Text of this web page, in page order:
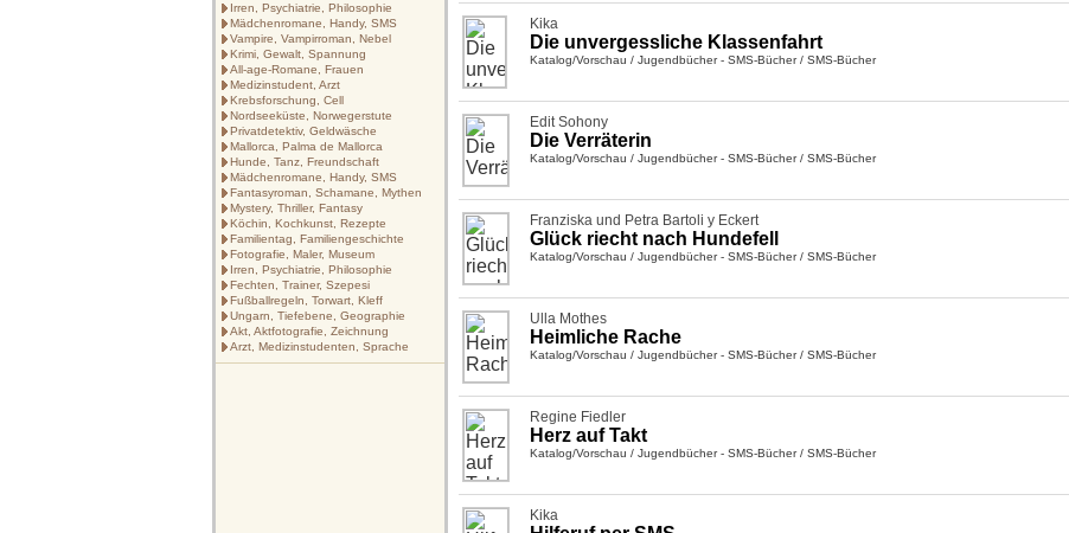
Irren, Psychiatrie, Philosophie
Mädchenromane, Handy, SMS
Vampire, Vampirroman, Nebel
Krimi, Gewalt, Spannung
All-age-Romane, Frauen
Medizinstudent, Arzt
Krebsforschung, Cell
Nordseeküste, Norwegerstute
Privatdetektiv, Geldwäsche
Mallorca, Palma de Mallorca
Hunde, Tanz, Freundschaft
Mädchenromane, Handy, SMS
Fantasyroman, Schamane, Mythen
Mystery, Thriller, Fantasy
Köchin, Kochkunst, Rezepte
Familientag, Familiengeschichte
Fotografie, Maler, Museum
Irren, Psychiatrie, Philosophie
Fechten, Trainer, Szepesi
Fußballregeln, Torwart, Kleff
Ungarn, Tiefebene, Geographie
Akt, Aktfotografie, Zeichnung
Arzt, Medizinstudenten, Sprache
Kika
Die unvergessliche Klassenfahrt
Katalog/Vorschau / Jugendbücher - SMS-Bücher/ SMS-Bücher
Edit Sohony
Die Verräterin
Katalog/Vorschau / Jugendbücher - SMS-Bücher/ SMS-Bücher
Franziska und Petra Bartoli y Eckert
Glück riecht nach Hundefell
Katalog/Vorschau / Jugendbücher - SMS-Bücher/ SMS-Bücher
Ulla Mothes
Heimliche Rache
Katalog/Vorschau / Jugendbücher - SMS-Bücher/ SMS-Bücher
Regine Fiedler
Herz auf Takt
Katalog/Vorschau / Jugendbücher - SMS-Bücher/ SMS-Bücher
Kika